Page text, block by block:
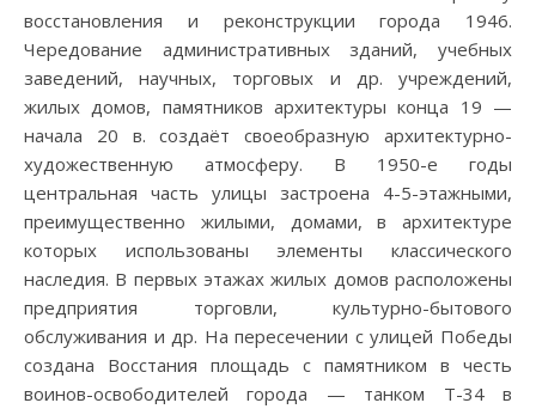
восстановления и реконструкции города 1946.
Чередование административных зданий, учебных
заведений, научных, торговых и др. учреждений,
жилых домов, памятников архитектуры конца 19 —
начала 20 в. создаёт своеобразную архитектурно-
художественную атмосферу. В 1950-е годы
центральная часть улицы застроена 4-5-этажными,
преимущественно жилыми, домами, в архитектуре
которых использованы элементы классического
наследия. В первых этажах жилых домов расположены
предприятия торговли, культурно-бытового
обслуживания и др. На пересечении с улицей Победы
создана Восстания площадь с памятником в честь
воинов-освободителей города — танком Т-34 в